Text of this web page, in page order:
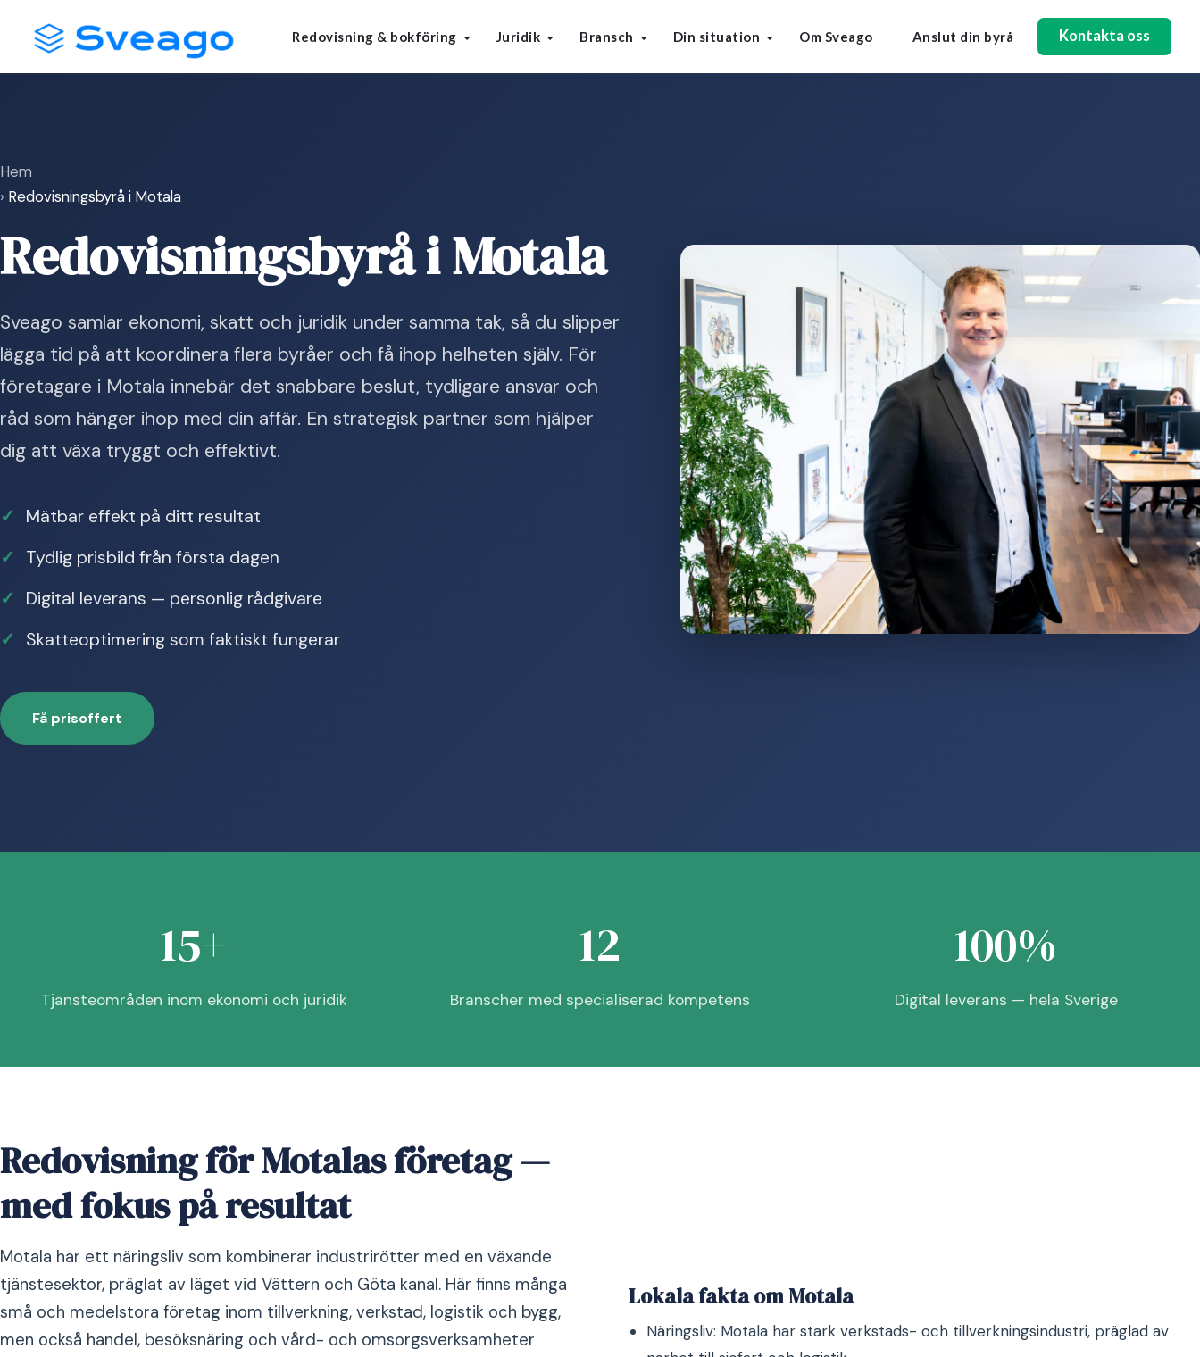
Redovisning & bokföring Juridik Bransch Din situation Om Sveago Anslut din byrå Kontakta oss
Hem
› Redovisningsbyrå i Motala
Redovisningsbyrå i Motala
Sveago samlar ekonomi, skatt och juridik under samma tak, så du slipper
lägga tid på att koordinera flera byråer och få ihop helheten själv. För
företagare i Motala innebär det snabbare beslut, tydligare ansvar och
råd som hänger ihop med din affär. En strategisk partner som hjälper
dig att växa tryggt och effektivt.
Mätbar effekt på ditt resultat
Tydlig prisbild från första dagen
Digital leverans — personlig rådgivare
Skatteoptimering som faktiskt fungerar
Få prisoffert
15+
Tjänsteområden inom ekonomi och juridik
12
Branscher med specialiserad kompetens
100%
Digital leverans — hela Sverige
Redovisning för Motalas företag —
med fokus på resultat
Motala har ett näringsliv som kombinerar industrirötter med en växande
tjänstesektor, präglat av läget vid Vättern och Göta kanal. Här finns många
små och medelstora företag inom tillverkning, verkstad, logistik och bygg,
men också handel, besöksnäring och vård- och omsorgsverksamheter
Lokala fakta om Motala
Näringsliv: Motala har stark verkstads- och tillverkningsindustri, präglad av